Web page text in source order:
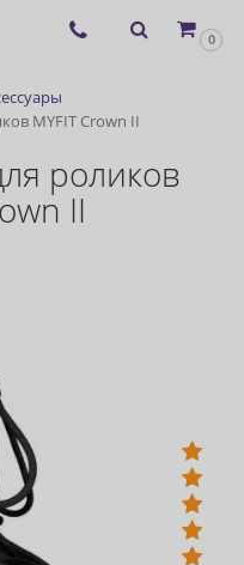
0
MYFIT Crown II
роликов
II
×
и